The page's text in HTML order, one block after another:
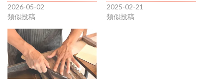
2026-05-02
類似投稿
2025-02-21
類似投稿